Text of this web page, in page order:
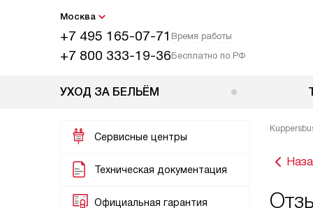
Москва
+7 495 165-07-71 Время работы
+7 800 333-19-36Бесплатно по РФ
УХОД ЗА БЕЛЬЁМ
Сервисные центры
Техническая документация
Официальная гарантия